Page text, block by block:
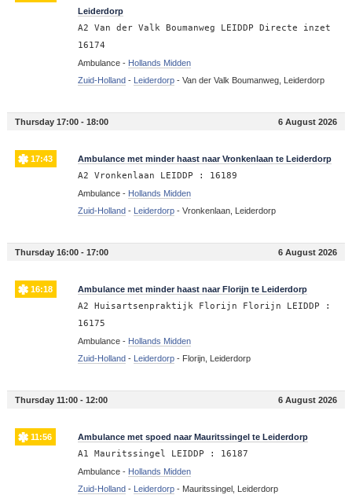
Leiderdorp
A2 Van der Valk Boumanweg LEIDDP Directe inzet
16174
Ambulance - Hollands Midden
Zuid-Holland- Leiderdorp- Van der Valk Boumanweg, Leiderdorp
Thursday 17:00 - 18:00 6 August 2026
17:43 Ambulance met minder haast naar Vronkenlaan te Leiderdorp
A2 Vronkenlaan LEIDDP : 16189
Ambulance - Hollands Midden
Zuid-Holland- Leiderdorp- Vronkenlaan, Leiderdorp
Thursday 16:00 - 17:00 6 August 2026
16:18 Ambulance met minder haast naar Florijn te Leiderdorp
A2 Huisartsenpraktijk Florijn Florijn LEIDDP :
16175
Ambulance - Hollands Midden
Zuid-Holland- Leiderdorp- Florijn, Leiderdorp
Thursday 11:00 - 12:00 6 August 2026
11:56 Ambulance met spoed naar Mauritssingel te Leiderdorp
A1 Mauritssingel LEIDDP : 16187
Ambulance - Hollands Midden
Zuid-Holland- Leiderdorp- Mauritssingel, Leiderdorp